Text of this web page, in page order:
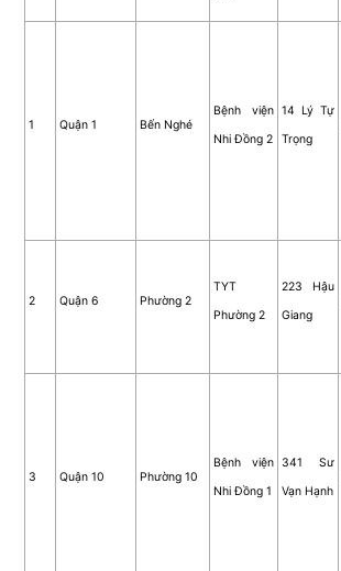
1 Quận 1 Bến Nghé
Bệnh viện
Nhi Đồng 2
14 Lý Tự
Trọng
2 Quận 6 Phường 2
TYT
Phường 2
223 Hậu
Giang
3 Quận 10 Phường 10
Bệnh viện
Nhi Đồng 1
341 Sư
Vạn Hạnh